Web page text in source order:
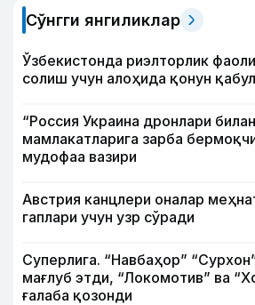
Сўнгги янгиликлар
Ўзбекистонда риэлторлик
солиш учун алоҳида қонун
“Россия Украина дронлари
мамлакатларига зарба
мудофаа вазири
Австрия канцлери оналар
гаплари учун узр сўради
Суперлига. “Навбаҳор”
мағлуб этди, “Локомотив” ва
ғалаба қозонди